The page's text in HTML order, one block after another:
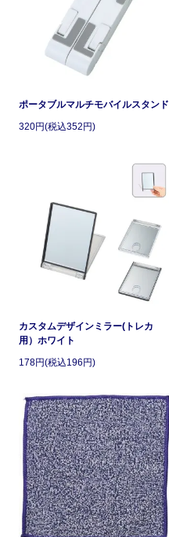
ポータブルマルチモバイルスタンド
320円(税込352円)
カスタムデザインミラー(トレカ
用）ホワイト
178円(税込196円)